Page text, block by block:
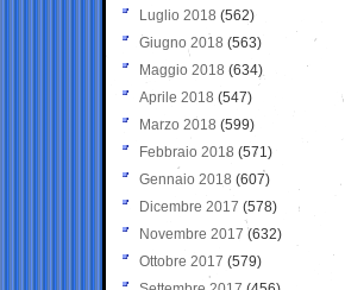
Luglio 2018 (562)
Giugno 2018 (563)
Maggio 2018 (634)
Aprile 2018 (547)
Marzo 2018 (599)
Febbraio 2018 (571)
Gennaio 2018 (607)
Dicembre 2017 (578)
Novembre 2017 (632)
Ottobre 2017 (579)